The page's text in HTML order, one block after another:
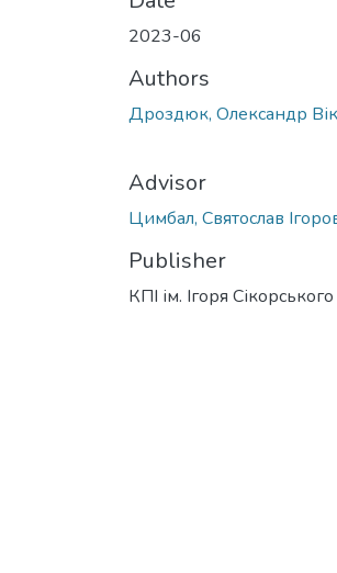
2023-06
Authors
Дроздюк, Олександр
Advisor
Цимбал, Святослав
Publisher
КПІ ім. Ігоря Сікорського